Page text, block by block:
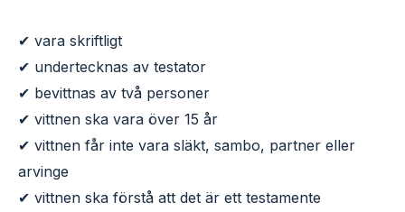
✔ vara skriftligt
✔ undertecknas av testator
✔ bevittnas av två personer
✔ vittnen ska vara över 15 år
✔ vittnen får inte vara släkt, sambo, partner eller
arvinge
✔ vittnen ska förstå att det är ett testamente